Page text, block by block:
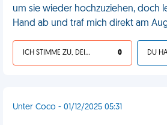
um sie wieder hochzuziehen, doch
Hand ab und traf mich direkt am
ICH STIMME ZU, DEIN LEBEN IST SCHEISSE 0
Unter Coco - 01/12/2025 05:31